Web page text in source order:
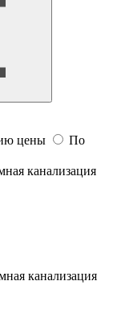
цены
По